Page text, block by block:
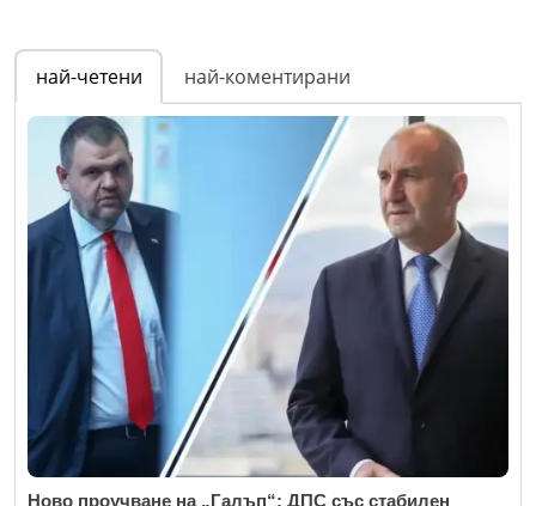
най-четени най-коментирани
Ново проучване на „Галъп“: ДПС със стабилен